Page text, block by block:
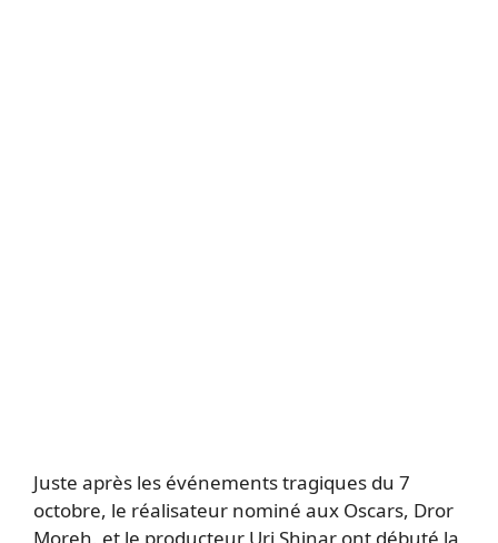
Juste après les événements tragiques du 7
octobre, le réalisateur nominé aux Oscars, Dror